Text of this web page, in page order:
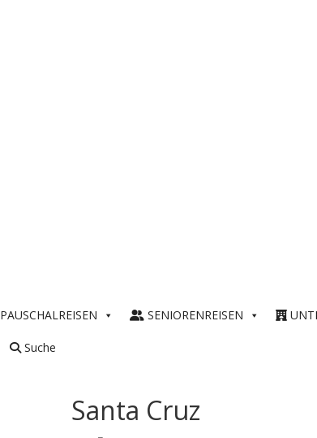
PAUSCHALREISEN SENIORENREISEN
Suche
Santa Cruz